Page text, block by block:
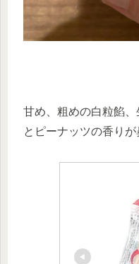
甘め、粗めの白粒餡
とピーナッツの香りが